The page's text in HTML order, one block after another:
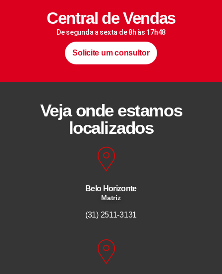
Central de Vendas
De segunda a sexta de 8h às 17h48
Solicite um consultor
Veja onde estamos
localizados
Belo Horizonte
Matriz
(31) 2511-3131